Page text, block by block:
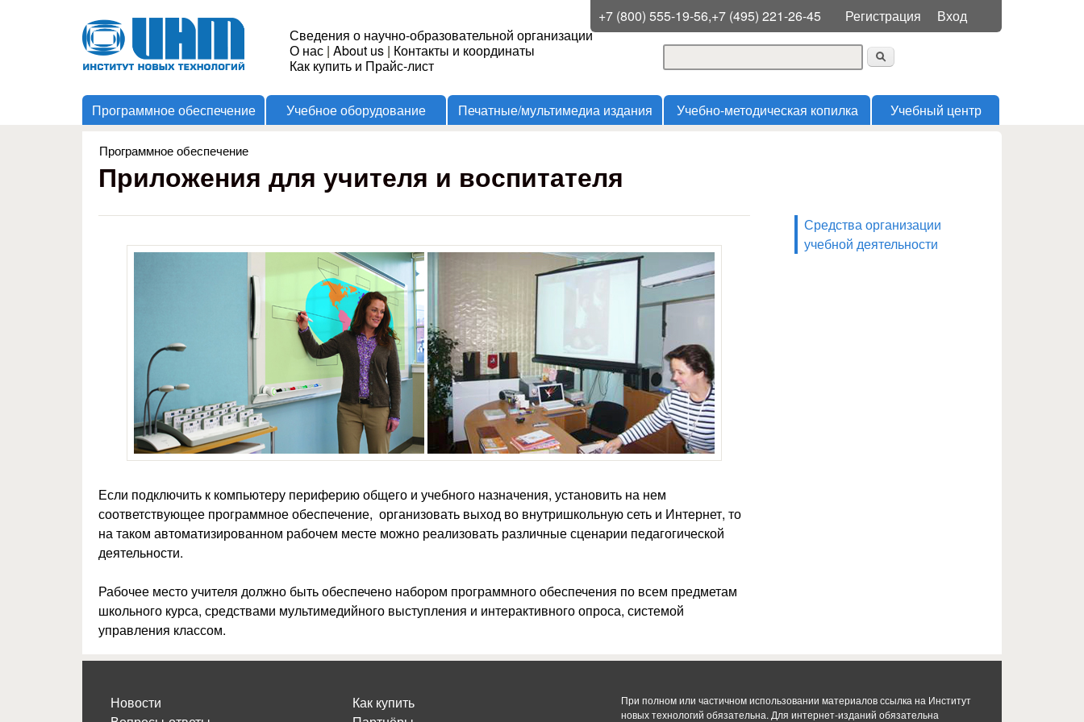
Перейти к основному
содержанию
Меню пользователя
Регистрация Вход
+7 (800) 555-19-56,+7 (495) 221-26-45
Институт
Новых
Технологий
Сведения о научно-образовательной организации
О нас | About us | Контакты и координаты
Как купить и Прайс-лист
Форма поиска
Программное обеспечение Учебное оборудование Печатные/мультимедиа издания Учебно-методическая копилка Учебный центр
Вы здесь
Программное обеспечение
Приложения для учителя и воспитателя
Если подключить к компьютеру периферию общего и учебного назначения, установить на нем
соответствующее программное обеспечение, организовать выход во внутришкольную сеть и Интернет, то
на таком автоматизированном рабочем месте можно реализовать различные сценарии педагогической
деятельности.
Рабочее место учителя должно быть обеспечено набором программного обеспечения по всем предметам
школьного курса, средствами мультимедийного выступления и интерактивного опроса, системой
управления классом.
Средства организации
учебной деятельности
Новости
Как купить
При полном или частичном использовании материалов ссылка на Институт
новых технологий обязательна. Для интернет-изданий обязательна